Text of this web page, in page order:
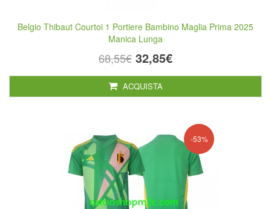
Belgio Thibaut Courtoi 1 Portiere Bambino Maglia Prima 2025
Manica Lunga
68,55€ 32,85€
ACQUISTA
-53%